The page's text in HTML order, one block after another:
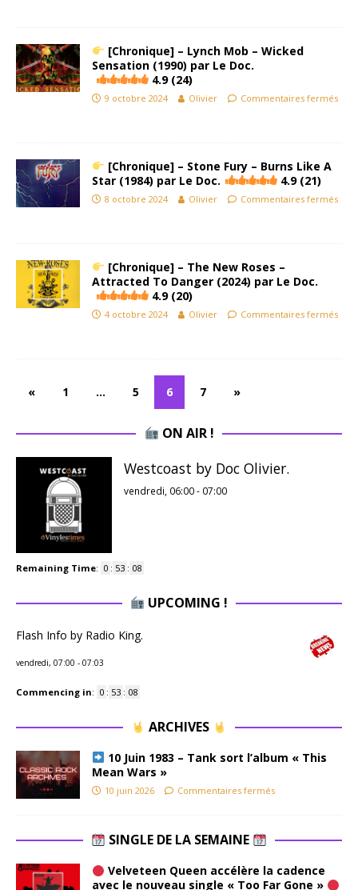
[Chronique] – Lynch Mob – Wicked
Sensation (1990) par Le Doc.
4.9 (24)
9 octobre 2024 Olivier Commentaires fermés
[Chronique] – Stone Fury – Burns Like A
Star (1984) par Le Doc.
4.9 (21)
8 octobre 2024 Olivier Commentaires fermés
[Chronique] – The New Roses –
Attracted To Danger (2024) par Le Doc.
4.9 (20)
4 octobre 2024 Olivier Commentaires fermés
« 1 … 5 6 7 »
ON AIR !
Westcoast by Doc Olivier.
vendredi, 06:00- 07:00
Remaining Time: 0 : 53 : 07
UPCOMING !
Flash Info by Radio King.
vendredi, 07:00 - 07:03
Commencing in: 0 : 53 : 07
ARCHIVES
10 Juin 1983 – Tank sort l’album « This
Mean Wars »
10 juin 2026 Commentaires fermés
SINGLE DE LA SEMAINE
Velveteen Queen accélère la cadence
avec le nouveau single « Too Far Gone »